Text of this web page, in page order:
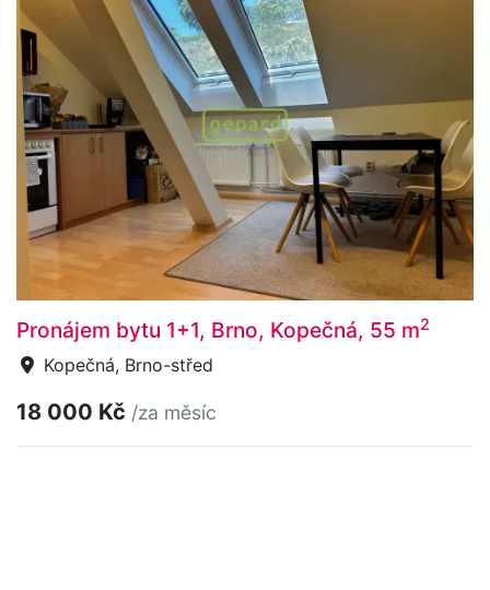
Pronájem bytu 1+1, Brno, Kopečná, 55 m2
Kopečná, Brno-střed
18 000 Kč /za měsíc